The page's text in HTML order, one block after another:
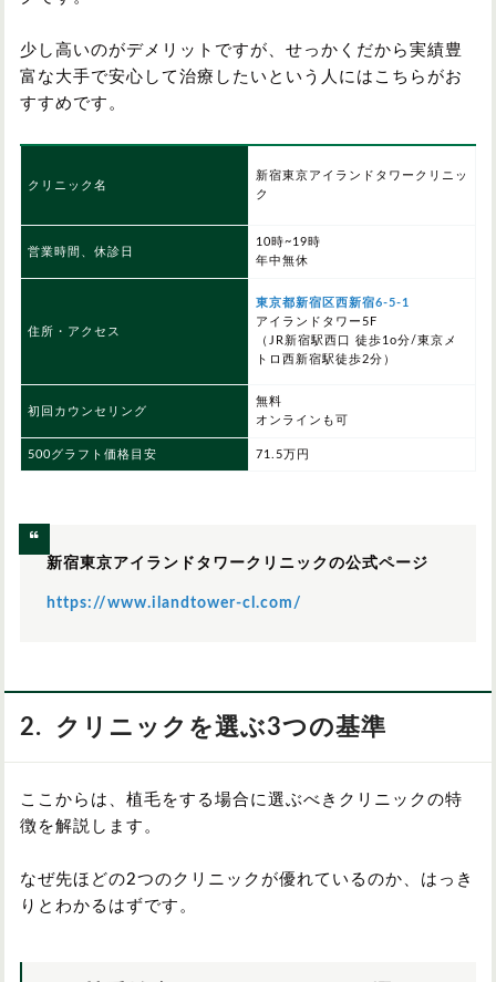
少し高いのがデメリットですが、せっかくだから実績豊
富な大手で安心して治療したいという人にはこちらがお
すすめです。
クリニック名
新宿東京アイランドタワークリニッ
ク
営業時間、休診日
10時~19時
年中無休
住所・アクセス
東京都新宿区西新宿6-5-1
アイランドタワー5F
（JR新宿駅西口 徒歩1o分/東京メ
トロ西新宿駅徒歩2分）
初回カウンセリング
無料
オンラインも可
500グラフト価格目安 71.5万円
新宿東京アイランドタワークリニックの公式ページ
https://www.ilandtower-cl.com/
2. クリニックを選ぶ3つの基準
ここからは、植毛をする場合に選ぶべきクリニックの特
徴を解説します。
なぜ先ほどの2つのクリニックが優れているのか、はっき
りとわかるはずです。